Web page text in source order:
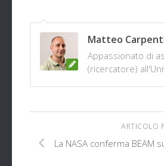
Matteo
Appassionato di
(ricercatore)
ARTICOLO
La NASA conferma BEAM